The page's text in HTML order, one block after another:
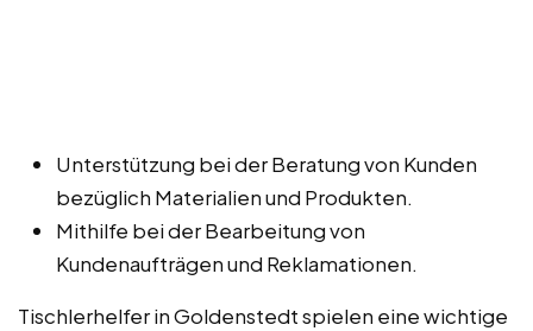
Unterstützung bei der Beratung von Kunden
bezüglich Materialien und Produkten.
Mithilfe bei der Bearbeitung von
Kundenaufträgen und Reklamationen.
Tischlerhelfer in Goldenstedt spielen eine wichtige